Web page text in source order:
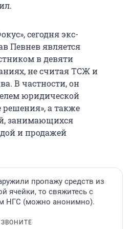
сегодня экс-
Певнев является
в девяти
не считая ТСЖ и
В частности, он
юридической
а также
занимающихся
и продажей
пропажу средств из
ячейки, то свяжитесь с
НГС (можно анонимно).
ЗВОНИТЕ